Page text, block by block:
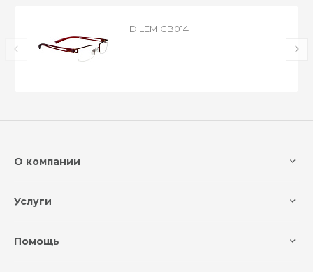
DILEM GB014
О компании
Услуги
Помощь